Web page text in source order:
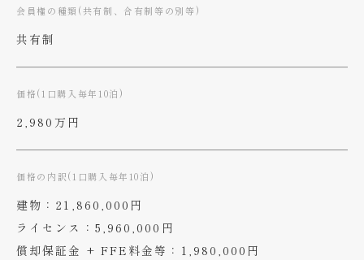
会員権の種類(共有制、合有制等の別等)
共有制
価格(1口購入毎年10泊)
2,980万円
価格の内訳(1口購入毎年10泊)
建物：21,860,000円
ライセンス：5,960,000円
償却保証金 + FFE料金等：1,980,000円